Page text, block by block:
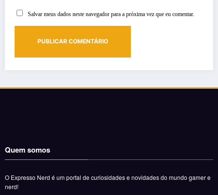
Salvar meus dados neste navegador para a próxima vez que eu comentar.
Quem somos
O Expresso Nerd é um portal de curiosidades e novidades do mundo gamer e
nerd!